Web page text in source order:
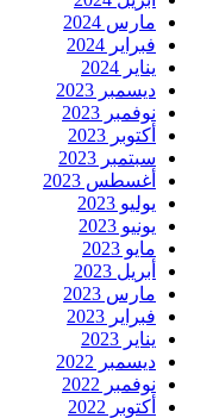
مارس 2024
فبراير 2024
يناير 2024
ديسمبر 2023
نوفمبر 2023
أكتوبر 2023
سبتمبر 2023
أغسطس 2023
يوليو 2023
يونيو 2023
مايو 2023
أبريل 2023
مارس 2023
فبراير 2023
يناير 2023
ديسمبر 2022
نوفمبر 2022
أكتوبر 2022